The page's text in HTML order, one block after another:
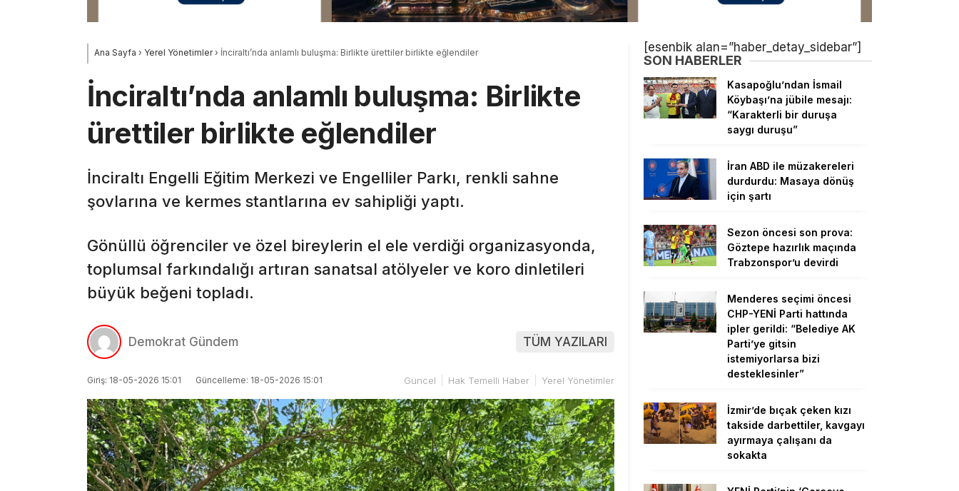
Ana Sayfa › Yerel Yönetimler› İnciraltı’nda anlamlı buluşma: Birlikte ürettiler birlikte eğlendiler
İnciraltı’nda anlamlı buluşma: Birlikte
ürettiler birlikte eğlendiler
İnciraltı Engelli Eğitim Merkezi ve Engelliler Parkı, renkli sahne
şovlarına ve kermes stantlarına ev sahipliği yaptı.
Gönüllü öğrenciler ve özel bireylerin el ele verdiği organizasyonda,
toplumsal farkındalığı artıran sanatsal atölyeler ve koro dinletileri
büyük beğeni topladı.
Demokrat Gündem TÜM YAZILARI
Giriş: 18-05-2026 15:01 Güncelleme: 18-05-2026 15:01 Güncel Hak Temelli Haber Yerel Yönetimler
[esenbik alan=”haber_detay_sidebar”]
SON HABERLER
Kasapoğlu’ndan İsmail
Köybaşı’na jübile mesajı:
“Karakterli bir duruşa
saygı duruşu”
İran ABD ile müzakereleri
durdurdu: Masaya dönüş
için şartı
Sezon öncesi son prova:
Göztepe hazırlık maçında
Trabzonspor’u devirdi
Menderes seçimi öncesi
CHP-YENİ Parti hattında
ipler gerildi: “Belediye AK
Parti’ye gitsin
istemiyorlarsa bizi
desteklesinler”
İzmir’de bıçak çeken kızı
takside darbettiler, kavgayı
ayırmaya çalışanı da
sokakta